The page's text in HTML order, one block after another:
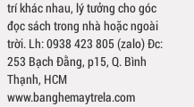
trí khác nhau, lý tưởng cho góc
đọc sách trong nhà hoặc ngoài
trời. Lh: 0938 423 805 (zalo) Đc:
253 Bạch Đằng, p15, Q. Bình
Thạnh, HCM
www.banghemaytrela.com